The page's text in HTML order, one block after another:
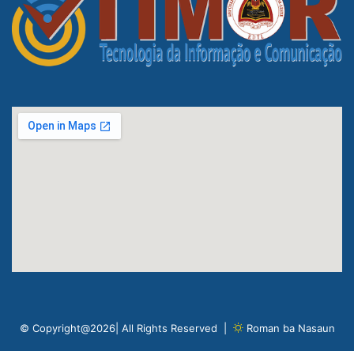
© Copyright@2026| All Rights Reserved | Roman ba Nasaun